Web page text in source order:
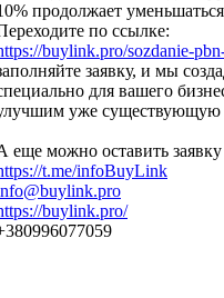
продолжает
по ссылке:
buylink.pro/sozdanie-
заявку, и мы
для вашего
уже существующую
еще можно оставить заявку
t.me/infoBuyLink
buylink.pro/